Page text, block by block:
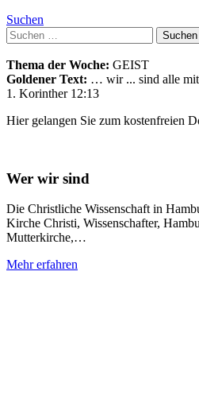
Suchen
Suchen
nach:
Thema der Woche: GEIST
Goldener Text: … wir ... sind alle mit
1. Korinther 12:13
Hier gelangen Sie zum kostenfreien
Wer wir sind
Die Christliche Wissenschaft in
Kirche Christi, Wissenschafter,
Mutterkirche,…
Mehr erfahren